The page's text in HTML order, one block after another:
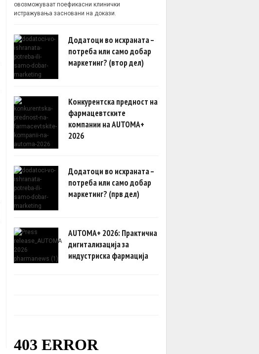
овозможуваат поефикасни клинички
истражувања засновани на докази.
Додатоци во исхраната –
потреба или само добар
маркетинг? (втор дел)
Конкурентска предност на
фармацевтските
компании на AUTOMA+
2026
Додатоци во исхраната –
потреба или само добар
маркетинг? (прв дел)
AUTOMA+ 2026: Практична
дигитализација за
индустриска фармација